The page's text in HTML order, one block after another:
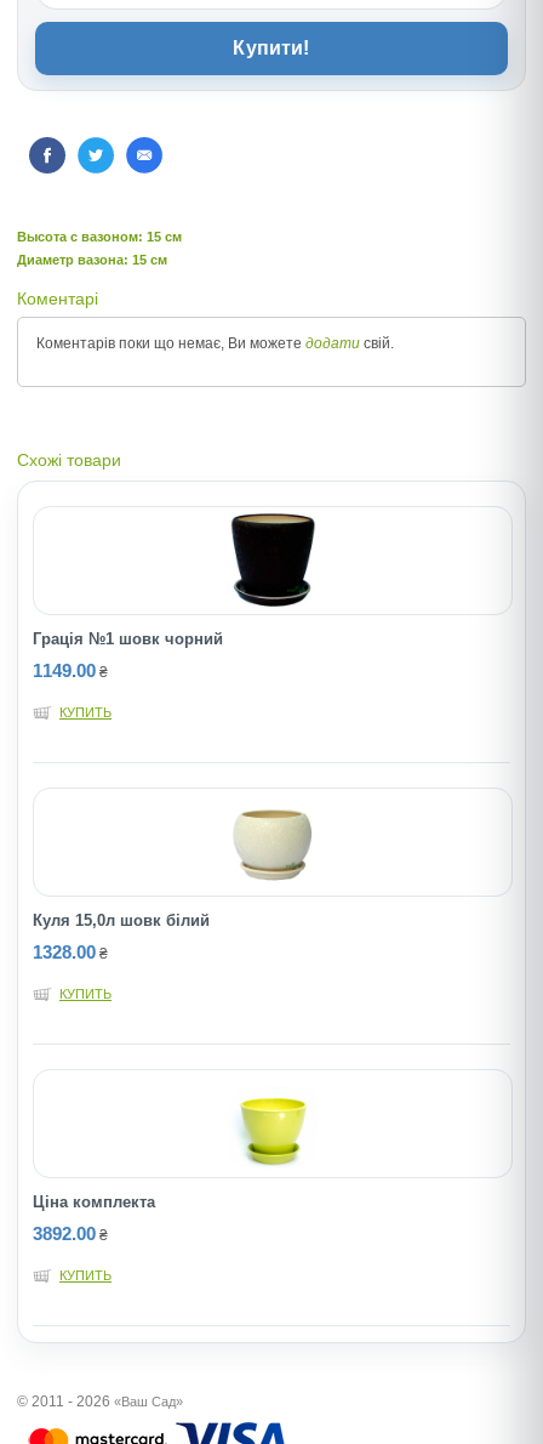
Купити!
Высота c вазоном: 15 см
Диаметр вазона: 15 см
Коментарі
Коментарів поки що немає, Ви можете додати свій.
Схожі товари
Грація №1 шовк чорний
1149.00 ₴
КУПИТЬ
Куля 15,0л шовк білий
1328.00 ₴
КУПИТЬ
Ціна комплекта
3892.00 ₴
КУПИТЬ
© 2011 - 2026 «Ваш Сад»